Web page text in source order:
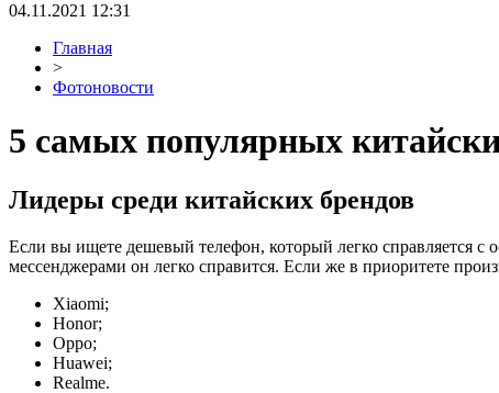
04.11.2021 12:31
Главная
>
Фотоновости
5 самых популярных
Лидеры среди китайских брендов
Если вы ищете дешевый телефон, который легко справляется
мессенджерами он легко справится. Если же в приоритете
Xiaomi;
Honor;
Oppo;
Huawei;
Realme.